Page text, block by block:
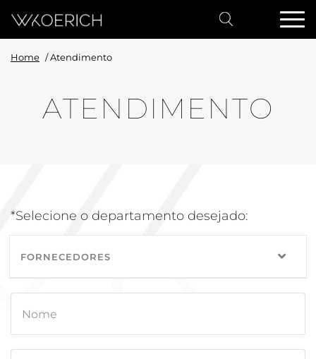
Home /Atendimento
ATENDIMENTO
*Selecione o departamento desejado:
FORNECEDORES